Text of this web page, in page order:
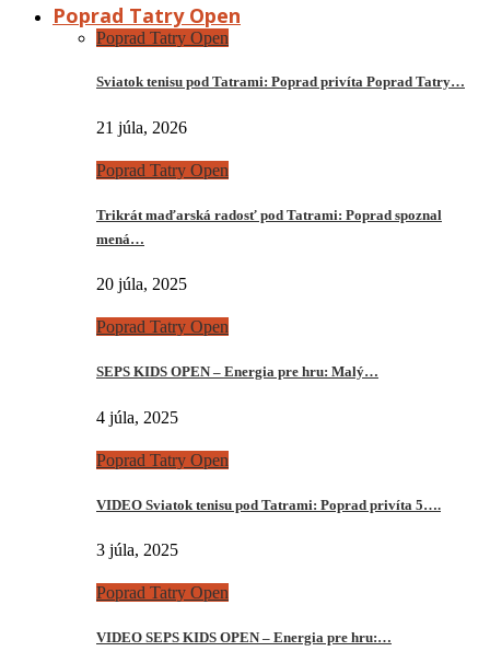
Poprad Tatry Open
Poprad Tatry Open
Sviatok tenisu pod Tatrami: Poprad privíta Poprad Tatry…
21 júla, 2026
Poprad Tatry Open
Trikrát maďarská radosť pod Tatrami: Poprad spoznal
mená…
20 júla, 2025
Poprad Tatry Open
SEPS KIDS OPEN – Energia pre hru: Malý…
4 júla, 2025
Poprad Tatry Open
VIDEO Sviatok tenisu pod Tatrami: Poprad privíta 5….
3 júla, 2025
Poprad Tatry Open
VIDEO SEPS KIDS OPEN – Energia pre hru:…